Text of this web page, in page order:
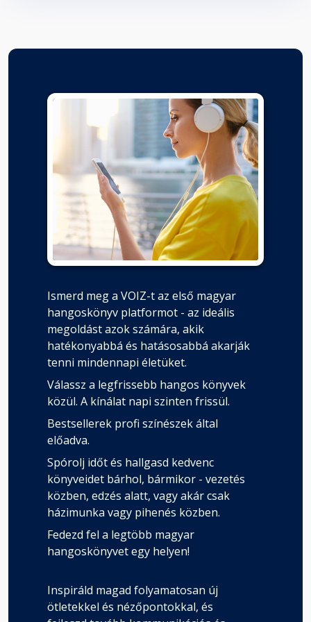
holnap
42. Az abnormális viselkedés
korrigálása
Fejezet hossza: 00:11:03
43. Álmatlanság, fejfájás és
fáradtság
Fejezet hossza: 00:07:22
44. Súlyos, krónikus depresszió
Fejezet hossza: 00:02:46
45. Gerinc problémák
Fejezet hossza: 00:07:14
46. Vesekövek és epekövek
Fejezet hossza: 00:03:20
47. Imseretlen eredetű betegségek
Fejezet hossza: 00:04:04
48. Érbetegségek
Ismerd meg a VOIZ-t az első magyar
hangoskönyv platformot - az ideális
megoldást azok számára, akik
hatékonyabbá és hatásosabbá akarják
tenni mindennapi életüket.
Válassz a legfrissebb hangos könyvek
közül. A kínálat napi szinten frissül.
Bestsellerek profi színészek által
előadva.
Spórolj időt és hallgasd kedvenc
könyveidet bárhol, bármikor - vezetés
közben, edzés alatt, vagy akár csak
házimunka vagy pihenés közben.
Fedezd fel a legtöbb magyar
hangoskönyvet egy helyen!
Inspiráld magad folyamatosan új
ötletekkel és nézőpontokkal, és